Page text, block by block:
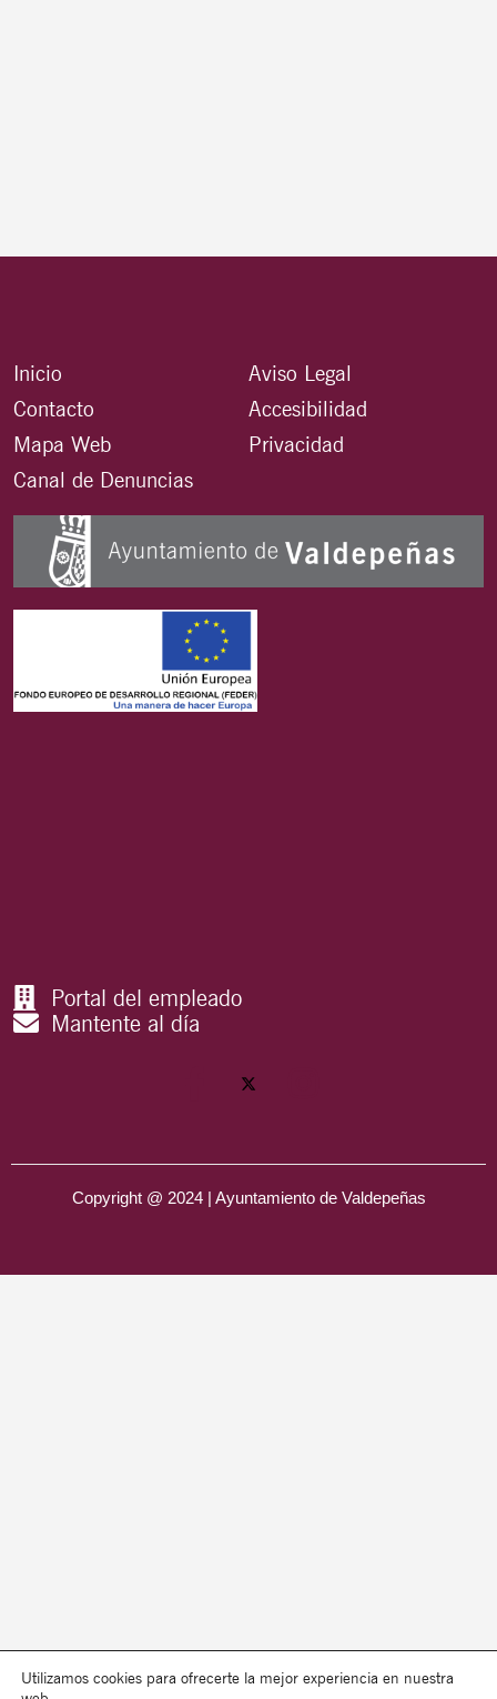
Inicio
Contacto
Mapa Web
Canal de Denuncias
Aviso Legal
Accesibilidad
Privacidad
Portal del empleado
Mantente al día
Copyright @ 2024 | Ayuntamiento de Valdepeñas
Utilizamos cookies para ofrecerte la mejor experiencia en nuestra